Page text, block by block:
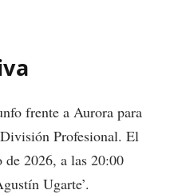
frente a Aurora para
Profesional. El
2026, a las 20:00
Ugarte’.